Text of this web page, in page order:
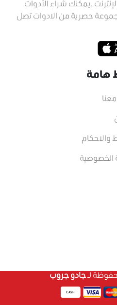
.يمكنك شراء الأدوات
مجموعة حصرية من الادوات تصل
هامة
والاحكام
لـجادو جروب